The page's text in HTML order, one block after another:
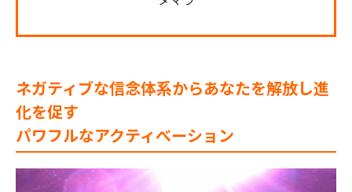
ネガティブな信念体系からあなたを解放し進
化を促す
パワフルなアクティべーション